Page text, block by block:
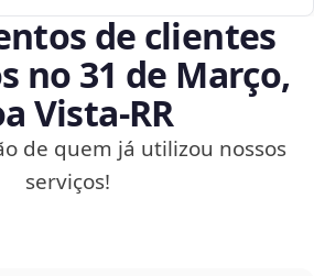
de clientes
no 31 de Março,
Vista‑RR
de quem já utilizou nossos
serviços!